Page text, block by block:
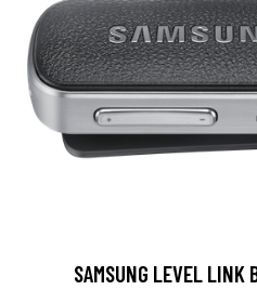
SAMSUNG LEVEL LINK